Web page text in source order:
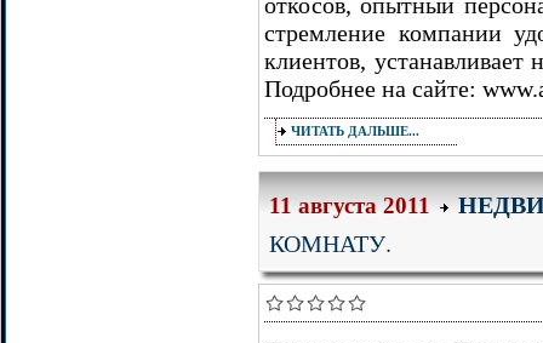
стремление компании
клиентов,
Подробнее на сайте:
ЧИТАТЬ ДАЛЬШЕ...
11 августа 2011
КОМНАТУ.